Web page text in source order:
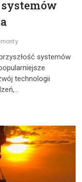
systemów
technologii